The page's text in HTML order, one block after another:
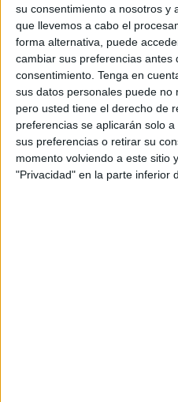
su consentimiento a nosotros y
que llevemos a cabo el
forma alternativa, puede
cambiar sus preferencias antes
consentimiento. Tenga en
sus datos personales puede no
pero usted tiene el derecho de
preferencias se aplicarán solo
sus preferencias o retirar su
momento volviendo a este sitio
"Privacidad" en la parte inferior
Los deportistas
Gonzalo Barredoy Juan
una gran prueba que
Lovaina.
Ambos quedaron en mitad
terminó en el puesto 50º en
cruzando la línea de meta
mientras que Ramos acabó